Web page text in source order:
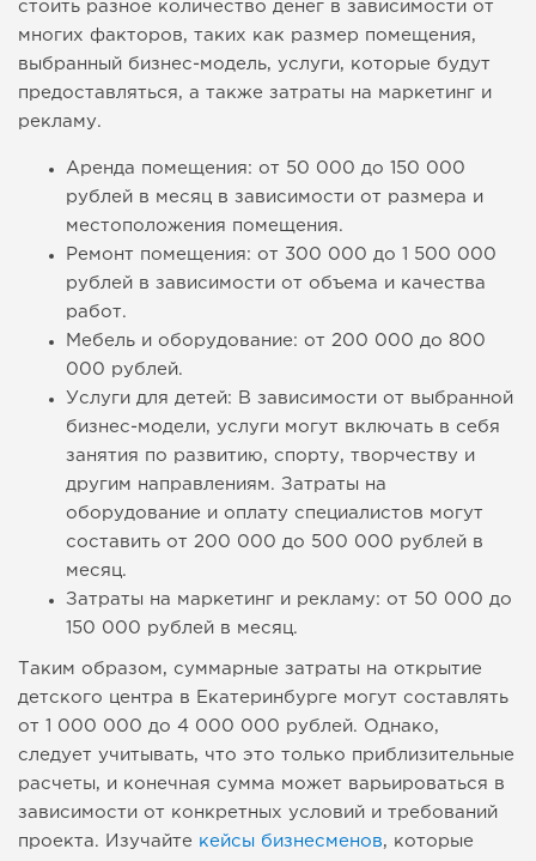
стоить разное количество денег в зависимости от
многих факторов, таких как размер помещения,
выбранный бизнес-модель, услуги, которые будут
предоставляться, а также затраты на маркетинг и
рекламу.
Аренда помещения: от 50 000 до 150 000
рублей в месяц в зависимости от размера и
местоположения помещения.
Ремонт помещения: от 300 000 до 1 500 000
рублей в зависимости от объема и качества
работ.
Мебель и оборудование: от 200 000 до 800
000 рублей.
Услуги для детей: В зависимости от выбранной
бизнес-модели, услуги могут включать в себя
занятия по развитию, спорту, творчеству и
другим направлениям. Затраты на
оборудование и оплату специалистов могут
составить от 200 000 до 500 000 рублей в
месяц.
Затраты на маркетинг и рекламу: от 50 000 до
150 000 рублей в месяц.
Таким образом, суммарные затраты на открытие
детского центра в Екатеринбурге могут составлять
от 1 000 000 до 4 000 000 рублей. Однако,
следует учитывать, что это только приблизительные
расчеты, и конечная сумма может варьироваться в
зависимости от конкретных условий и требований
проекта. Изучайте кейсы бизнесменов, которые